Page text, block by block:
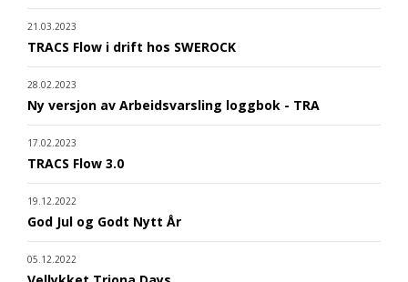
21.03.2023
TRACS Flow i drift hos SWEROCK
28.02.2023
Ny versjon av Arbeidsvarsling loggbok - TRA
17.02.2023
TRACS Flow 3.0
19.12.2022
God Jul og Godt Nytt År
05.12.2022